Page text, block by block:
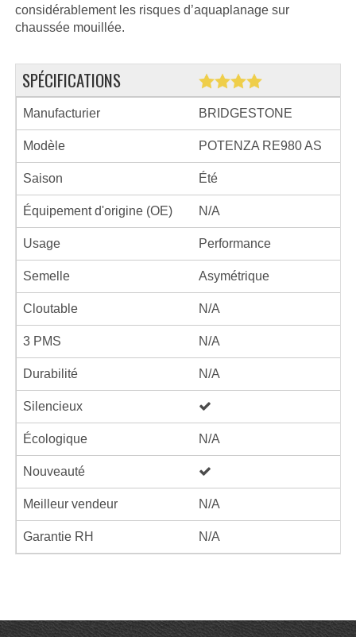
considérablement les risques d’aquaplanage sur
chaussée mouillée.
SPÉCIFICATIONS
Manufacturier BRIDGESTONE
Modèle POTENZA RE980 AS
Saison Été
Équipement d'origine (OE) N/A
Usage Performance
Semelle Asymétrique
Cloutable N/A
3 PMS N/A
Durabilité N/A
Silencieux
Écologique N/A
Nouveauté
Meilleur vendeur N/A
Garantie RH N/A